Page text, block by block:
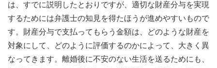
は、すでに説明したとおりですが、適切な財産分与を実現
するためには弁護士の知見を得たほうが進めやすいもので
す。財産分与で支払ってもらう金額は、どのような財産を
対象にして、どのように評価するのかによって、大きく異
なってきます。離婚後に不安のない生活を送るためにも、